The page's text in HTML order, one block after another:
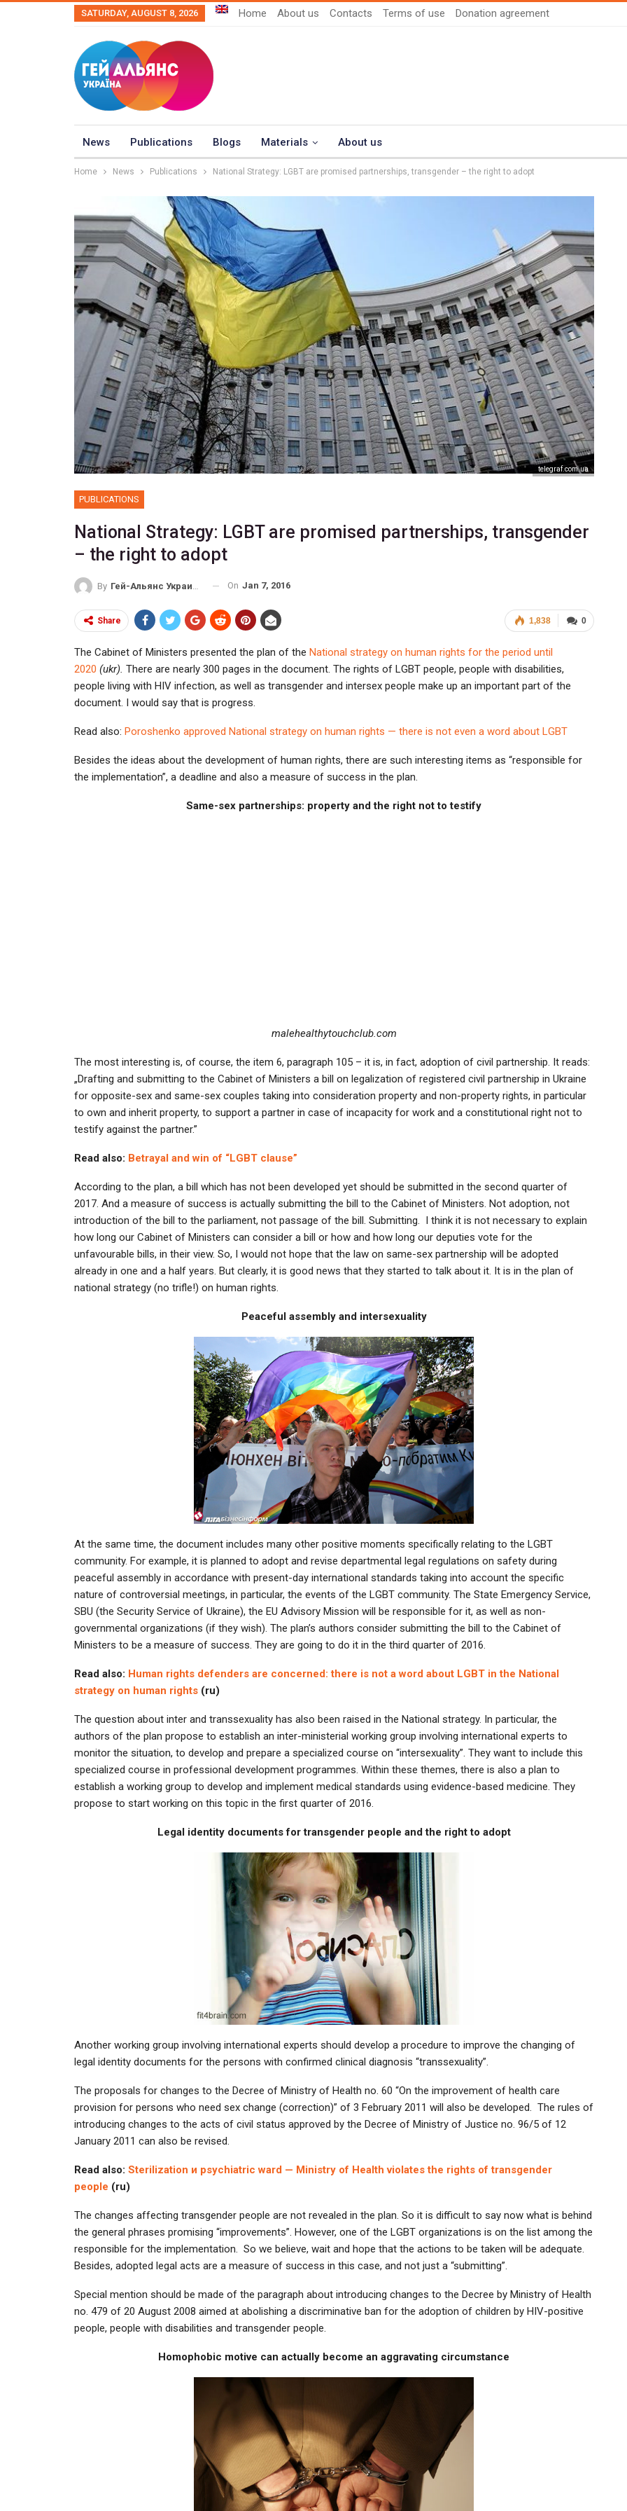
SATURDAY, AUGUST 8, 2026 Home About us Contacts Terms of use Donation agreement
News Publications Blogs Materials About us
Home News Publications National Strategy: LGBT are promised partnerships, transgender – the right to adopt
telegraf.com.ua
PUBLICATIONS
National Strategy: LGBT are promised partnerships, transgender
– the right to adopt
By Гей-Альянс Украина On Jan 7, 2016
0
1,838
Share
The Cabinet of Ministers presented the plan of the National strategy on human rights for the period until
2020 (ukr). There are nearly 300 pages in the document. The rights of LGBT people, people with disabilities,
people living with HIV infection, as well as transgender and intersex people make up an important part of the
document. I would say that is progress.
Read also: Poroshenko approved National strategy on human rights — there is not even a word about LGBT
Besides the ideas about the development of human rights, there are such interesting items as “responsible for
the implementation”, a deadline and also a measure of success in the plan.
Same-sex partnerships: property and the right not to testify
malehealthytouchclub.com
The most interesting is, of course, the item 6, paragraph 105 – it is, in fact, adoption of civil partnership. It reads:
„Drafting and submitting to the Cabinet of Ministers a bill on legalization of registered civil partnership in Ukraine
for opposite-sex and same-sex couples taking into consideration property and non-property rights, in particular
to own and inherit property, to support a partner in case of incapacity for work and a constitutional right not to
testify against the partner.”
Read also: Betrayal and win of “LGBT clause”
According to the plan, a bill which has not been developed yet should be submitted in the second quarter of
2017. And a measure of success is actually submitting the bill to the Cabinet of Ministers. Not adoption, not
introduction of the bill to the parliament, not passage of the bill. Submitting. I think it is not necessary to explain
how long our Cabinet of Ministers can consider a bill or how and how long our deputies vote for the
unfavourable bills, in their view. So, I would not hope that the law on same-sex partnership will be adopted
already in one and a half years. But clearly, it is good news that they started to talk about it. It is in the plan of
national strategy (no trifle!) on human rights.
Peaceful assembly and intersexuality
At the same time, the document includes many other positive moments specifically relating to the LGBT
community. For example, it is planned to adopt and revise departmental legal regulations on safety during
peaceful assembly in accordance with present-day international standards taking into account the specific
nature of controversial meetings, in particular, the events of the LGBT community. The State Emergency Service,
SBU (the Security Service of Ukraine), the EU Advisory Mission will be responsible for it, as well as non-
governmental organizations (if they wish). The plan’s authors consider submitting the bill to the Cabinet of
Ministers to be a measure of success. They are going to do it in the third quarter of 2016.
Read also: Human rights defenders are concerned: there is not a word about LGBT in the National
strategy on human rights (ru)
The question about inter and transsexuality has also been raised in the National strategy. In particular, the
authors of the plan propose to establish an inter-ministerial working group involving international experts to
monitor the situation, to develop and prepare a specialized course on “intersexuality”. They want to include this
specialized course in professional development programmes. Within these themes, there is also a plan to
establish a working group to develop and implement medical standards using evidence-based medicine. They
propose to start working on this topic in the first quarter of 2016.
Legal identity documents for transgender people and the right to adopt
Another working group involving international experts should develop a procedure to improve the changing of
legal identity documents for the persons with confirmed clinical diagnosis “transsexuality”.
The proposals for changes to the Decree of Ministry of Health no. 60 “On the improvement of health care
provision for persons who need sex change (correction)” of 3 February 2011 will also be developed. The rules of
introducing changes to the acts of civil status approved by the Decree of Ministry of Justice no. 96/5 of 12
January 2011 can also be revised.
Read also: Sterilization и psychiatric ward — Ministry of Health violates the rights of transgender
people (ru)
The changes affecting transgender people are not revealed in the plan. So it is difficult to say now what is behind
the general phrases promising “improvements”. However, one of the LGBT organizations is on the list among the
responsible for the implementation. So we believe, wait and hope that the actions to be taken will be adequate.
Besides, adopted legal acts are a measure of success in this case, and not just a “submitting”.
Special mention should be made of the paragraph about introducing changes to the Decree by Ministry of Health
no. 479 of 20 August 2008 aimed at abolishing a discriminative ban for the adoption of children by HIV-positive
people, people with disabilities and transgender people.
Homophobic motive can actually become an aggravating circumstance